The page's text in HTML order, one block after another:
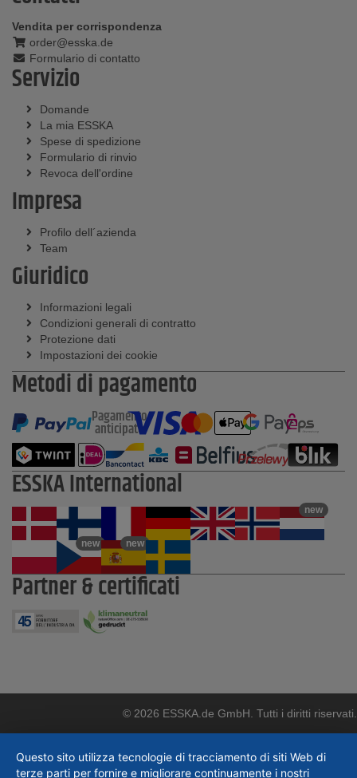
Vendita per corrispondenza
order@esska.de
Formulario di contatto
Servizio
Domande
La mia ESSKA
Spese di spedizione
Formulario di rinvio
Revoca dell'ordine
Impresa
Profilo dell´azienda
Team
Giuridico
Informazioni legali
Condizioni generali di contratto
Protezione dati
Impostazioni dei cookie
Metodi di pagamento
Pagamento
anticipato
ESSKA International
new
new new
Partner & certificati
© 2026 ESSKA.de GmbH. Tutti i diritti riservati.
Questo sito utilizza tecnologie di tracciamento di siti Web di
terze parti per fornire e migliorare continuamente i nostri